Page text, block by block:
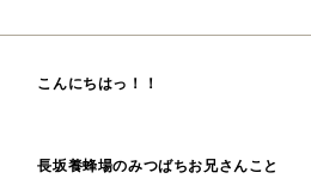
こんにちはっ！！
長坂養蜂場のみつばちお兄さんこと